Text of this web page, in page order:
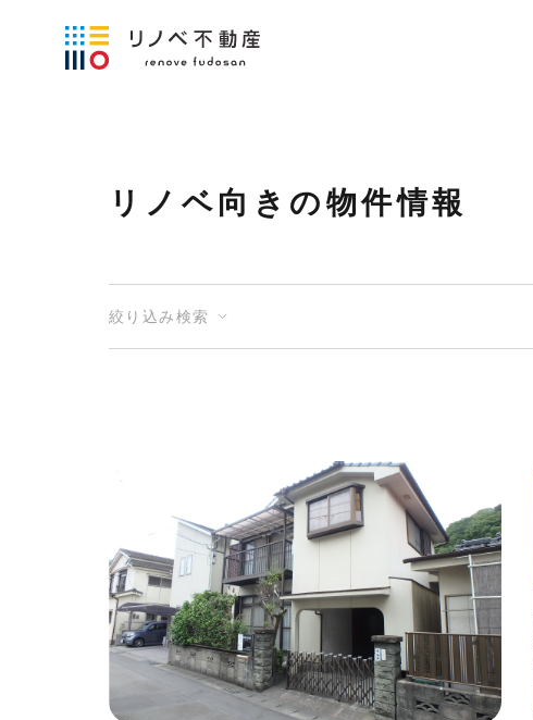
リノベ向きの物件情報
絞り込み検索